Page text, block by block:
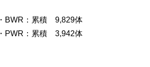
・BWR：累積 9,829体
・PWR：累積 3,942体